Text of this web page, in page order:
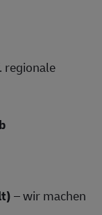
regionale
– wir machen